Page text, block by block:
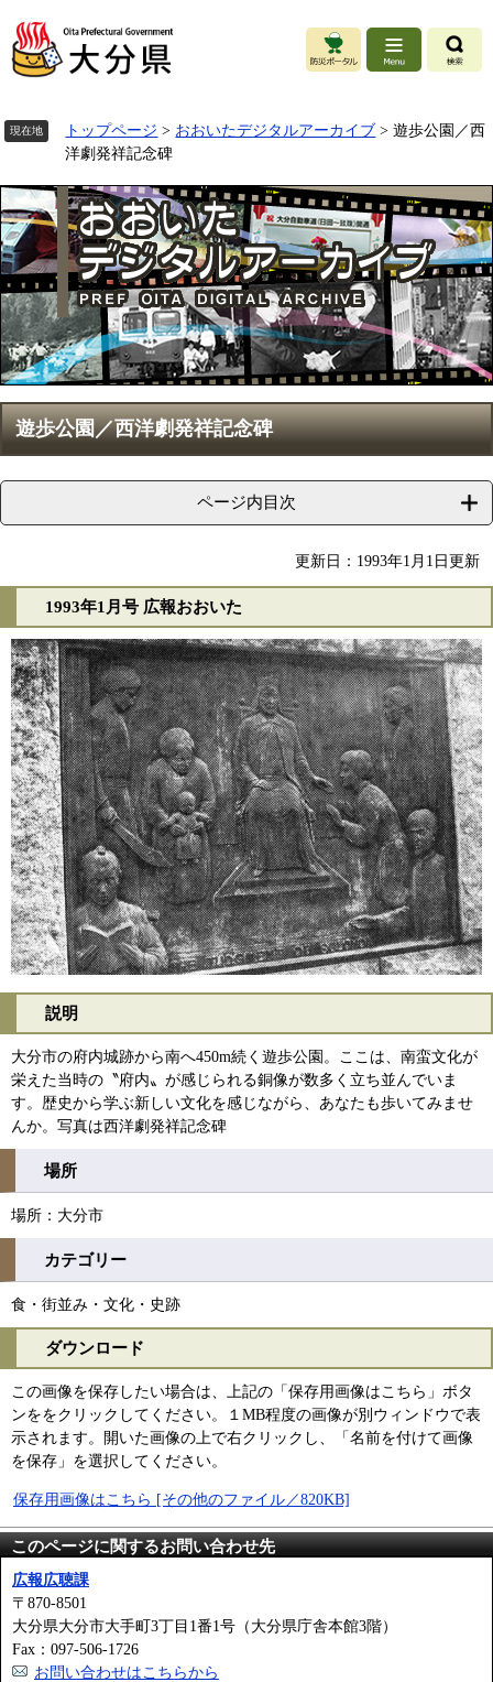
ジ
頭
。
現在地 トップページ > おおいたデジタルアーカイブ >遊歩公園／西
洋劇発祥記念碑
本
文遊歩公園／西洋劇発祥記念碑
ページ内目次
更新日：1993年1月1日更新
1993年1月号 広報おおいた
説明
大分市の府内城跡から南へ450m続く遊歩公園。ここは、南蛮文化が
栄えた当時の〝府内〟が感じられる銅像が数多く立ち並んでいま
す。歴史から学ぶ新しい文化を感じながら、あなたも歩いてみませ
んか。写真は西洋劇発祥記念碑
場所
場所：大分市
カテゴリー
食・街並み・文化・史跡
ダウンロード
この画像を保存したい場合は、上記の「保存用画像はこちら」ボタ
ンををクリックしてください。１MB程度の画像が別ウィンドウで表
示されます。開いた画像の上で右クリックし、「名前を付けて画像
を保存」を選択してください。
保存用画像はこちら [その他のファイル／820KB]
このページに関するお問い合わせ先
広報広聴課
〒870-8501
大分県大分市大手町3丁目1番1号（大分県庁舎本館3階）
Fax：097-506-1726
お問い合わせはこちらから